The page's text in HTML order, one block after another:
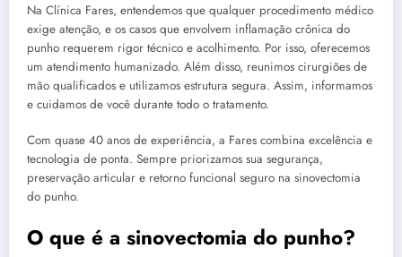
Na Clínica Fares, entendemos que qualquer procedimento médico
exige atenção, e os casos que envolvem inflamação crônica do
punho requerem rigor técnico e acolhimento. Por isso, oferecemos
um atendimento humanizado. Além disso, reunimos cirurgiões de
mão qualificados e utilizamos estrutura segura. Assim, informamos
e cuidamos de você durante todo o tratamento.
Com quase 40 anos de experiência, a Fares combina excelência e
tecnologia de ponta. Sempre priorizamos sua segurança,
preservação articular e retorno funcional seguro na sinovectomia
do punho.
O que é a sinovectomia do punho?